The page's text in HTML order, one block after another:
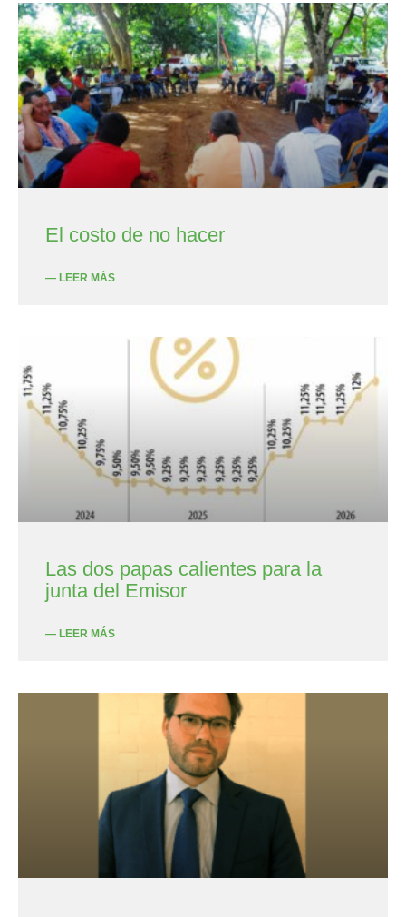
El costo de no hacer
— LEER MÁS
Las dos papas calientes para la
junta del Emisor
— LEER MÁS